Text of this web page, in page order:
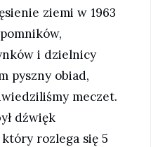
ziemi w 1963
i dzielnicy
pyszny obiad,
meczet.
dźwięk
rozlega się 5